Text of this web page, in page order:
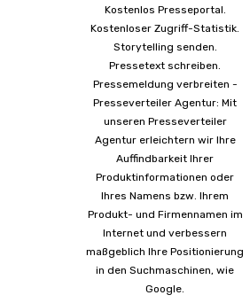
Kostenlos Presseportal.
Kostenloser Zugriff-Statistik.
Storytelling senden.
Pressetext schreiben.
Pressemeldung verbreiten -
Presseverteiler Agentur: Mit
unseren Presseverteiler
Agentur erleichtern wir Ihre
Auffindbarkeit Ihrer
Produktinformationen oder
Ihres Namens bzw. Ihrem
Produkt- und Firmennamen im
Internet und verbessern
maßgeblich Ihre Positionierung
in den Suchmaschinen, wie
Google.